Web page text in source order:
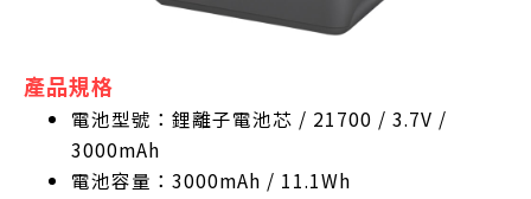
產品規格
電池型號：鋰離子電池芯 / 21700 / 3.7V /
3000mAh
電池容量：3000mAh / 11.1Wh